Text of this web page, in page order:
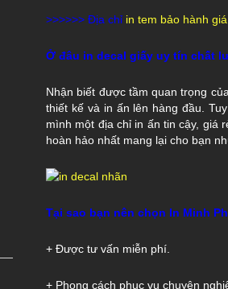
>>>>>> Địa chỉ in tem bảo hành
Ở đâu in decal giấy uy tín chất
Nhận biết được tầm quan trọng
thiết kế và in ấn lên hàng đầu.
mình một địa chỉ in ấn tin cậy, giá
hoàn hảo nhất mang lại cho bạn
Tại sao bạn nên chọn In Minh
+ Được tư vấn miễn phí.
+ Phong cách phục vụ chuyên